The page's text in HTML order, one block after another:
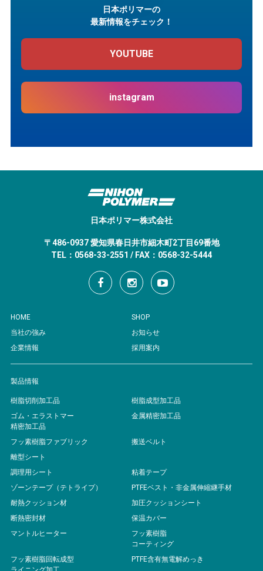
日本ポリマーの
最新情報をチェック！
YOUTUBE
instagram
日本ポリマー株式会社
〒486-0937 愛知県春日井市細木町2丁目69番地
TEL：0568-33-2551 / FAX：0568-32-5444
HOME
SHOP
当社の強み
お知らせ
企業情報
採用案内
製品情報
樹脂切削加工品
樹脂成型加工品
ゴム・エラストマー
精密加工品
金属精密加工品
フッ素樹脂ファブリック
搬送ベルト
離型シート
調理用シート
粘着テープ
ゾーンテープ（テトライプ）
PTFEベスト・非金属伸縮継手材
耐熱クッション材
加圧クッションシート
断熱密封材
保温カバー
マントルヒーター
フッ素樹脂
コーティング
フッ素樹脂回転成型
PTFE含有無電解めっき